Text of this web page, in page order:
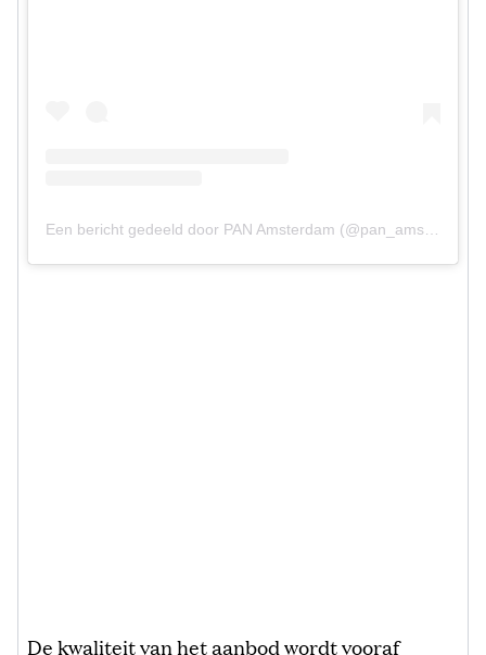
Een bericht gedeeld door PAN Amsterdam (@pan_amsterdam)
De kwaliteit van het aanbod wordt vooraf